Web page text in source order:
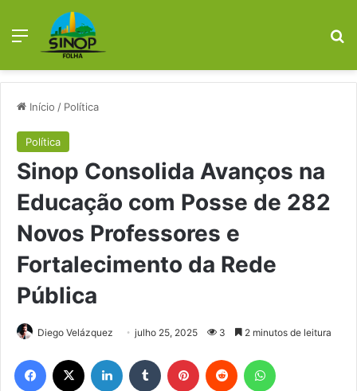
Menu
Início / Política
Política
Sinop Consolida Avanços na
Educação com Posse de 282
Novos Professores e
Fortalecimento da Rede
Pública
Diego Velázquez julho 25, 2025 3 2 minutos de leitura
Facebook Linkedin Tumblr Pinterest Reddit